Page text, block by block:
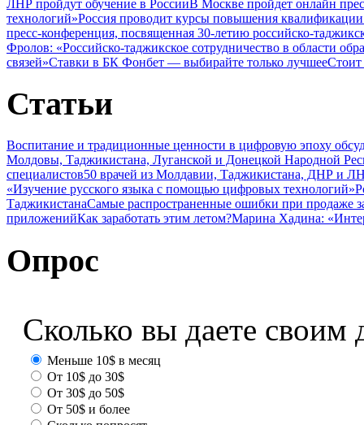
ЛНР пройдут обучение в России В Москве пройдет онлайн
технологий»Россия проводит курсы повышения квалификации
пресс-конференция, посвященная 30-летию российско-
Фролов: «Российско-таджикское сотрудничество в области
связей»Ставки в БК Фонбет — выбирайте только лучшееСтоит
Статьи
Воспитание и традиционные ценности в цифровую эпоху
Молдовы, Таджикистана, Луганской и Донецкой Народной
специалистов50 врачей из Молдавии, Таджикистана, ДНР и
«Изучение русского языка с помощью цифровых технологий»
ТаджикистанаСамые распространенные ошибки при продаже
приложенийКак заработать этим летом?Марина Хадина:
Опрос
Сколько вы даете своим
Меньше 10$ в месяц
От 10$ до 30$
От 30$ до 50$
От 50$ и более